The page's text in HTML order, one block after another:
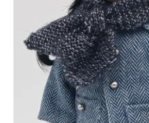
Politique de confidentialité
Politique de cookies (UE)
Validation de la commande